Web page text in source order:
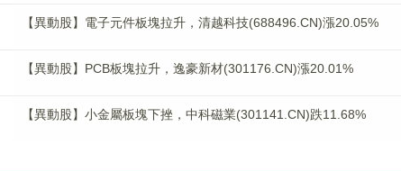
【異動股】電子元件板塊拉升，清越科技(688496.CN)漲20.05%
【異動股】PCB板塊拉升，逸豪新材(301176.CN)漲20.01%
【異動股】小金屬板塊下挫，中科磁業(301141.CN)跌11.68%